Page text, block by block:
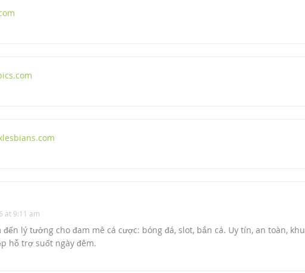
at 9:11 am
đến lý tưởng cho đam mê cá cược: bóng đá, slot, bắn cá. Uy tín, an toàn,
hỗ trợ suốt ngày đêm.